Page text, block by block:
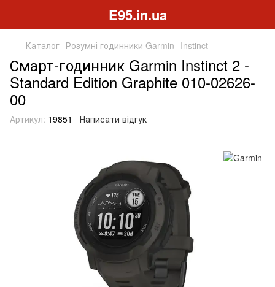
E95.in.ua
Каталог Розумні годинники Garmin Instinct
Смарт-годинник Garmin Instinct 2 -
Standard Edition Graphite 010-02626-
00
Артикул: 19851 Написати відгук